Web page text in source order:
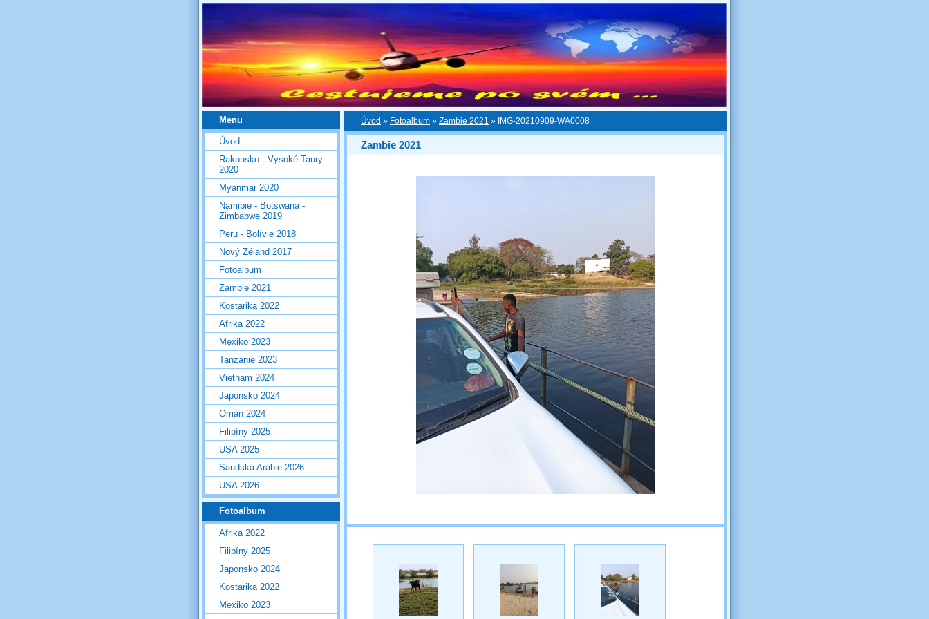
Úvod » Fotoalbum » Zambie 2021 » IMG-20210909-WA0008
Zambie 2021
Menu
Úvod
Rakousko - Vysoké Taury
2020
Myanmar 2020
Namibie - Botswana -
Zimbabwe 2019
Peru - Bolívie 2018
Nový Zéland 2017
Fotoalbum
Zambie 2021
Kostarika 2022
Afrika 2022
Mexiko 2023
Tanzánie 2023
Vietnam 2024
Japonsko 2024
Omán 2024
Filipíny 2025
USA 2025
Saudská Arábie 2026
USA 2026
Fotoalbum
Afrika 2022
Filipíny 2025
Japonsko 2024
Kostarika 2022
Mexiko 2023